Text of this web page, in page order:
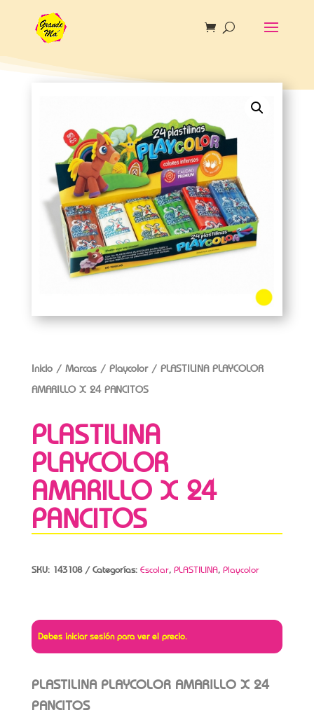
Inicio/ Marcas/ Playcolor/ PLASTILINA PLAYCOLOR
AMARILLO X 24 PANCITOS
PLASTILINA
PLAYCOLOR
AMARILLO X 24
PANCITOS
SKU: 143108 Categorías: Escolar, PLASTILINA, Playcolor
Debes iniciar sesión para ver el precio.
PLASTILINA PLAYCOLOR AMARILLO X 24
PANCITOS